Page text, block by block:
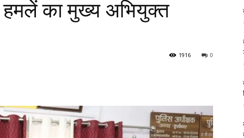
का मुख्य अभियुक्त
0
1916